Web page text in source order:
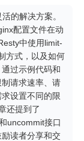
的解决方案。
配置文件在动
中使用limit-
方式，以及如何
过示例代码和
请求速率、请
设置不同的限
还提到了
uncommit接口
读者分享和交